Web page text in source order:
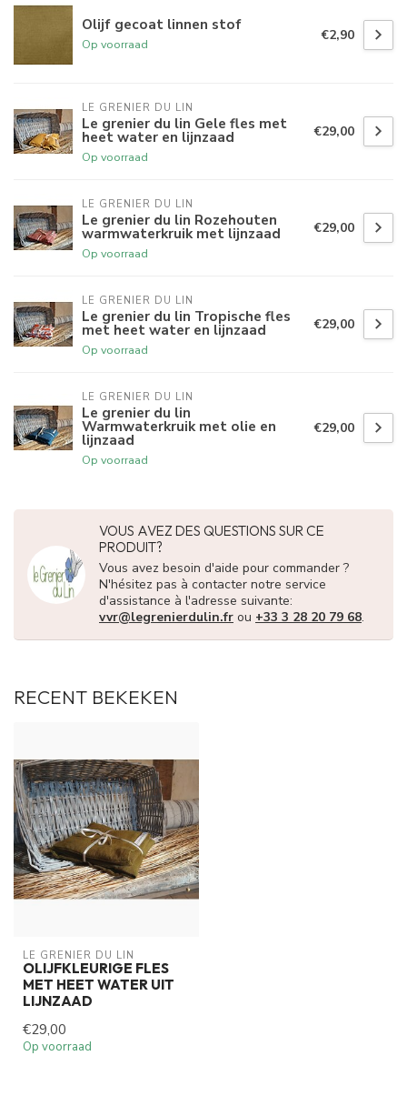
Olijf gecoat linnen stof
Op voorraad
€2,90
LE GRENIER DU LIN
Le grenier du lin Gele fles met
heet water en lijnzaad
Op voorraad
€29,00
LE GRENIER DU LIN
Le grenier du lin Rozehouten
warmwaterkruik met lijnzaad
Op voorraad
€29,00
LE GRENIER DU LIN
Le grenier du lin Tropische fles
met heet water en lijnzaad
Op voorraad
€29,00
LE GRENIER DU LIN
Le grenier du lin
Warmwaterkruik met olie en
lijnzaad
Op voorraad
€29,00
VOUS AVEZ DES QUESTIONS SUR CE
PRODUIT?
Vous avez besoin d'aide pour commander ?
N'hésitez pas à contacter notre service
d'assistance à l'adresse suivante:
vvr@legrenierdulin.fr ou +33 3 28 20 79 68.
RECENT BEKEKEN
LE GRENIER DU LIN
OLIJFKLEURIGE FLES
MET HEET WATER UIT
LIJNZAAD
€29,00
Op voorraad